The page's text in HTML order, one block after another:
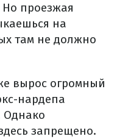
Но проезжая
на
там не должно
вырос огромный
нардепа
Однако
запрещено.